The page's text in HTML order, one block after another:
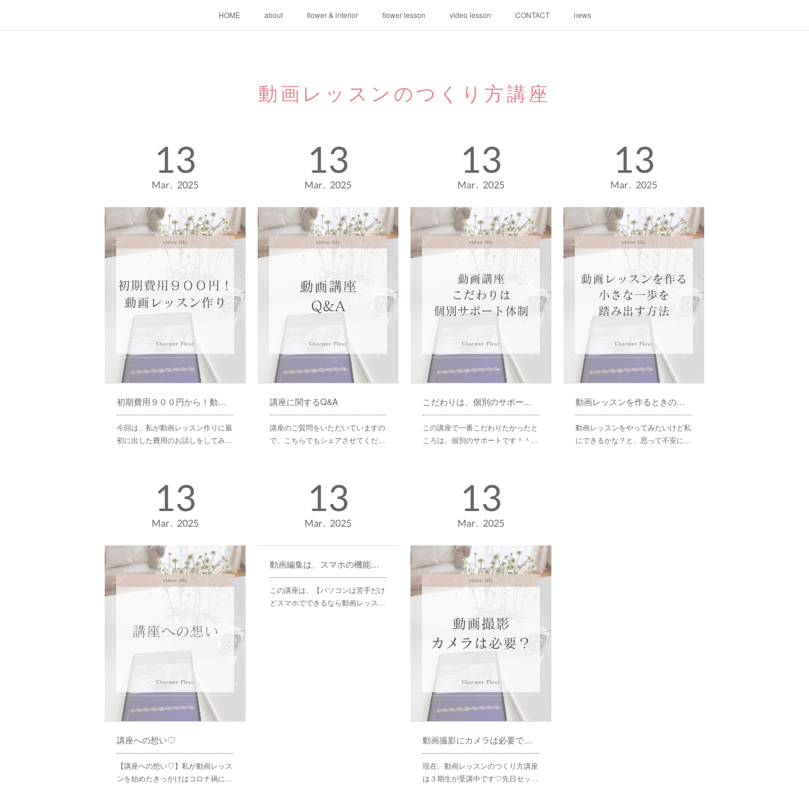
HOME about flower & interior flower lesson video lesson CONTACT news
動画レッスンのつくり方講座
13
Mar 2025
初期費用９００円から！動画レッスン作り
今回は、私が動画レッスン作りに最
初に出した費用のお話しをしてみ…
13
Mar 2025
講座に関するQ&A
講座のご質問をいただいていますの
で、こちらでもシェアさせてくだ…
13
Mar 2025
こだわりは、個別のサポート体制♡
この講座で一番こだわりたかったと
ころは、個別のサポートです＾＾…
13
Mar 2025
動画レッスンを作るときの小さな一歩を踏み出す方法
動画レッスンをやってみたいけど私
にできるかな？と、思って不安に…
13
Mar 2025
講座への想い♡
【講座への想い♡】私が動画レッス
ンを始めたきっかけはコロナ禍に…
13
Mar 2025
動画編集は、スマホの機能も活用しています♡
この講座は、【パソコンは苦手だけ
どスマホでできるなら動画レッス…
13
Mar 2025
動画撮影にカメラは必要ですか？
現在、動画レッスンのつくり方講座
は３期生が受講中です♡先日セッ…